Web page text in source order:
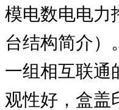
模电数电电力
台结构简介）
一组相互联通
观性好，盒盖